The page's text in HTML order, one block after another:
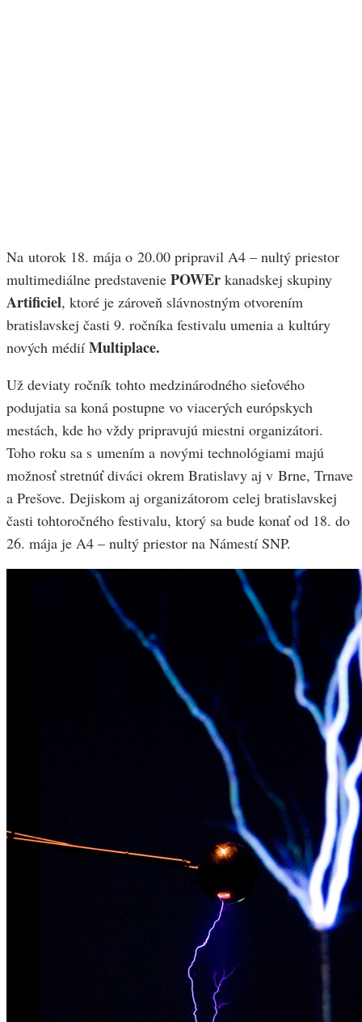
Na utorok 18. mája o 20.00 pripravil A4 – nultý priestor
multimediálne predstavenie POWEr kanadskej skupiny
Artificiel, ktoré je zároveň slávnostným otvorením
bratislavskej časti 9. ročníka festivalu umenia a kultúry
nových médií Multiplace.
Už deviaty ročník tohto medzinárodného sieťového
podujatia sa koná postupne vo viacerých európskych
mestách, kde ho vždy pripravujú miestni organizátori.
Toho roku sa s umením a novými technológiami majú
možnosť stretnúť diváci okrem Bratislavy aj v Brne, Trnave
a Prešove. Dejiskom aj organizátorom celej bratislavskej
časti tohtoročného festivalu, ktorý sa bude konať od 18. do
26. mája je A4 – nultý priestor na Námestí SNP.